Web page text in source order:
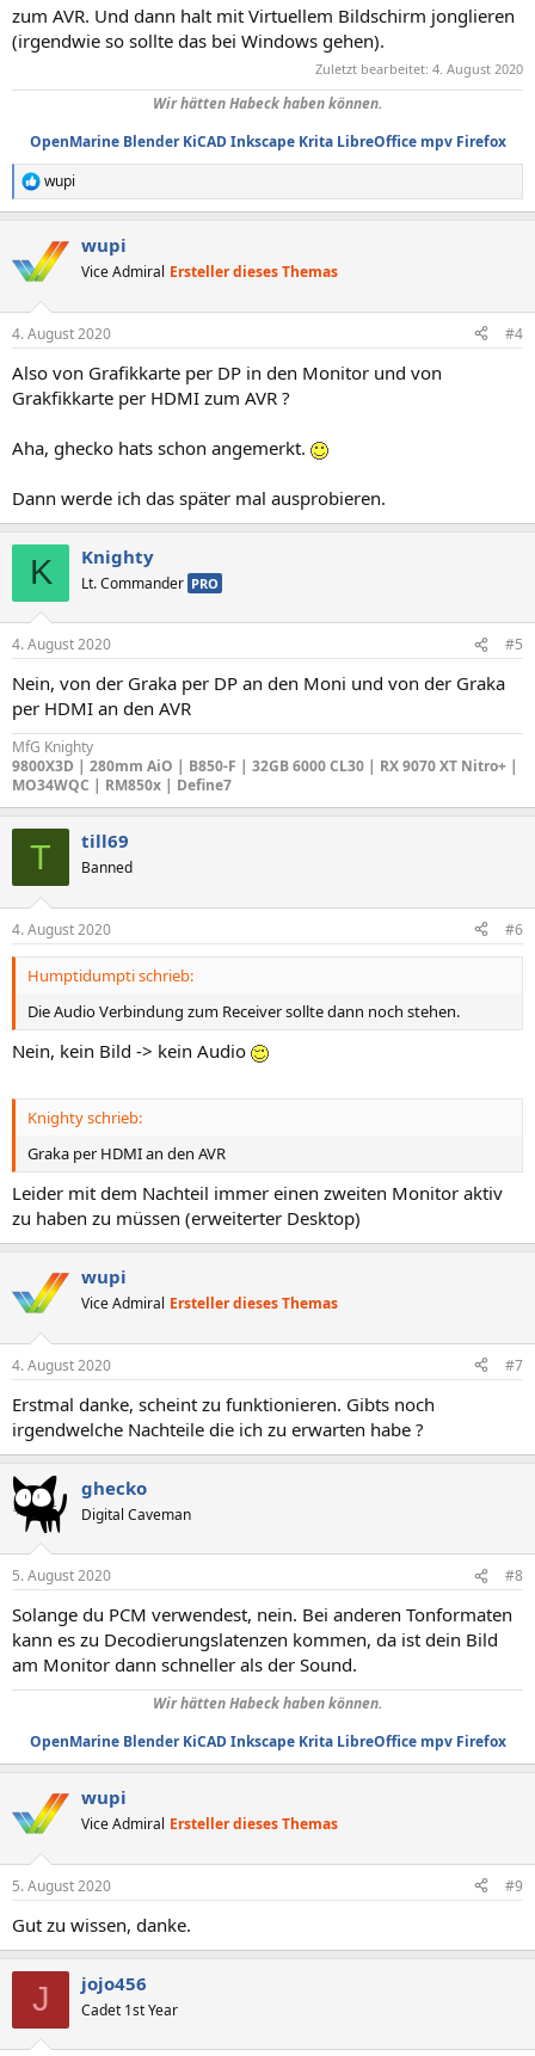
zum AVR. Und dann halt mit Virtuellem Bildschirm jonglieren
(irgendwie so sollte das bei Windows gehen).
Zuletzt bearbeitet: 4. August 2020
Wir hätten Habeck haben können.
OpenMarine Blender KiCAD Inkscape Krita LibreOffice mpv Firefox
R
e
t
i
e
:
wupi
wupi
Vice Admiral Ersteller dieses Themas
4. August 2020 #4
Also von Grafikkarte per DP in den Monitor und von
Grakfikkarte per HDMI zum AVR ?
Aha, ghecko hats schon angemerkt.
Dann werde ich das später mal ausprobieren.
K Knighty
Lt. Commander PRO
4. August 2020 #5
Nein, von der Graka per DP an den Moni und von der Graka
per HDMI an den AVR
MfG Knighty
9800X3D | 280mm AiO | B850-F | 32GB 6000 CL30 | RX 9070 XT Nitro+ |
MO34WQC | RM850x | Define7
T till69
Banned
4. August 2020 #6
Humptidumpti schrieb:
Die Audio Verbindung zum Receiver sollte dann noch stehen.
Nein, kein Bild -> kein Audio
Knighty schrieb:
Graka per HDMI an den AVR
Leider mit dem Nachteil immer einen zweiten Monitor aktiv
zu haben zu müssen (erweiterter Desktop)
wupi
Vice Admiral Ersteller dieses Themas
4. August 2020 #7
Erstmal danke, scheint zu funktionieren. Gibts noch
irgendwelche Nachteile die ich zu erwarten habe ?
ghecko
Digital Caveman
5. August 2020 #8
Solange du PCM verwendest, nein. Bei anderen Tonformaten
kann es zu Decodierungslatenzen kommen, da ist dein Bild
am Monitor dann schneller als der Sound.
Wir hätten Habeck haben können.
OpenMarine Blender KiCAD Inkscape Krita LibreOffice mpv Firefox
wupi
Vice Admiral Ersteller dieses Themas
5. August 2020 #9
Gut zu wissen, danke.
J jojo456
Cadet 1st Year